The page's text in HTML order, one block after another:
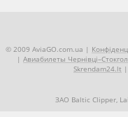
© 2009 AviaGO.com.ua |
| Авиабилеты
Skrendam24.lt |
ЗАО Baltic Clipper,